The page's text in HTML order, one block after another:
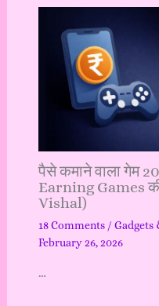
पैसे कमाने वाला गेम
Earning Games
Vishal)
18 Comments / Gadgets
February 26, 2026
…